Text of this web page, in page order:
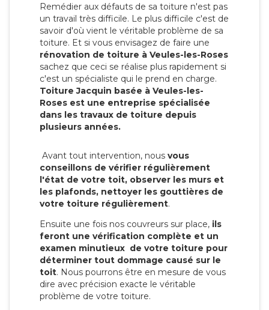
Remédier aux défauts de sa toiture n'est pas
un travail très difficile. Le plus difficile c'est de
savoir d'où vient le véritable problème de sa
toiture. Et si vous envisagez de faire une
rénovation de toiture à Veules-les-Roses
sachez que ceci se réalise plus rapidement si
c'est un spécialiste qui le prend en charge.
Toiture Jacquin basée à Veules-les-
Roses est une entreprise spécialisée
dans les travaux de toiture depuis
plusieurs années.
Avant tout intervention, nous vous
conseillons de vérifier régulièrement
l'état de votre toit, observer les murs et
les plafonds, nettoyer les gouttières de
votre toiture régulièrement.
Ensuite une fois nos couvreurs sur place, ils
feront une vérification complète et un
examen minutieux de votre toiture pour
déterminer tout dommage causé sur le
toit. Nous pourrons être en mesure de vous
dire avec précision exacte le véritable
problème de votre toiture.